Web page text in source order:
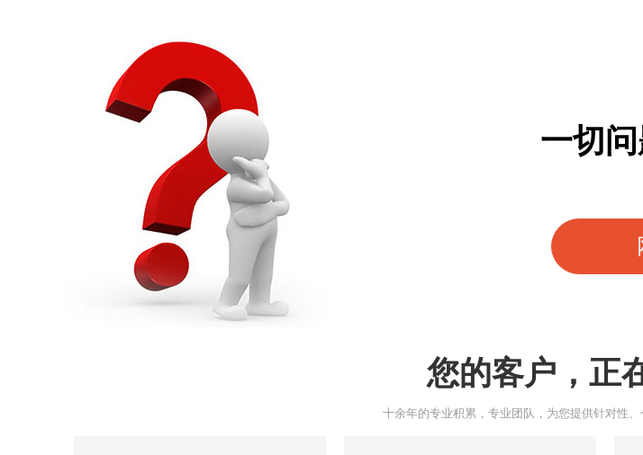
一切
您的客户，正
十余年的专业积累，专业团队，为您提供针对性